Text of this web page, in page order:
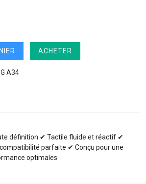
ACHETER
A34
définition ✔ Tactile fluide et réactif ✔
parfaite ✔ Conçu pour une
optimales